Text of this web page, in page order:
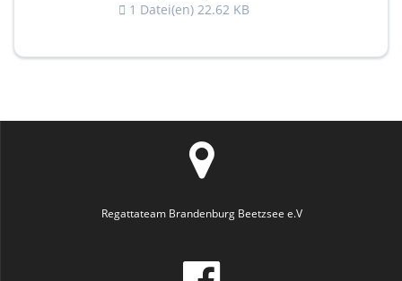
1 Datei(en) 22.62 KB
Regattateam Brandenburg Beetzsee e.V